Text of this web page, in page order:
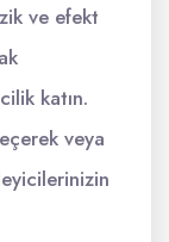
ve efekt
katın.
veya